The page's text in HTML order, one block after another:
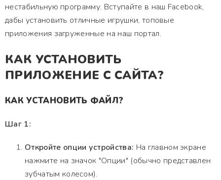
нестабильную программу. Вступайте в наш Facebook,
дабы установить отличные игрушки, топовые
приложения загруженные на наш портал.
КАК УСТАНОВИТЬ
ПРИЛОЖЕНИЕ С САЙТА?
КАК УСТАНОВИТЬ ФАЙЛ?
Шаг 1:
Откройте опции устройства: На главном экране
нажмите на значок "Опции" (обычно представлен
зубчатым колесом).